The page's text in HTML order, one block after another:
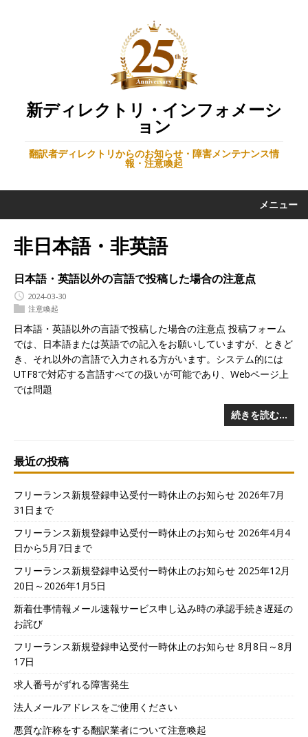
新ディレクトリ・インフォメーシ
ョン
翻訳者ディレクトリからのお知らせ・障害メンテナンス情
報・注意喚起
メニュー
非日本語・非英語
日本語・英語以外の言語で投稿した場合の注意点
2024-03-30
注意喚起
日本語・英語以外の言語で投稿した場合の注意点 投稿フォーム
では、日本語または英語での記入をお願いしていますが、ときど
き、それ以外の言語で入力される方がいます。システム的には
UTF8で対応する言語すべての扱いが可能であり、Webページ上
では問題
続きを読む…
最近の投稿
フリーランス新規登録申込受付一時休止のお知らせ 2026年7月
31日まで
フリーランス新規登録申込受付一時休止のお知らせ 2026年4月4
日から5月7日まで
フリーランス新規登録申込受付一時休止のお知らせ 2025年12月
20日～2026年1月5日
新着仕事情報メール速報サービス申し込み時の承認手続き遅延の
お詫び
フリーランス新規登録申込受付一時休止のお知らせ 8月8日～8月
17日
求人番号がずれる障害発生
法人メールアドレスをご使用ください
悪質な詐称をする翻訳業者について注意喚起